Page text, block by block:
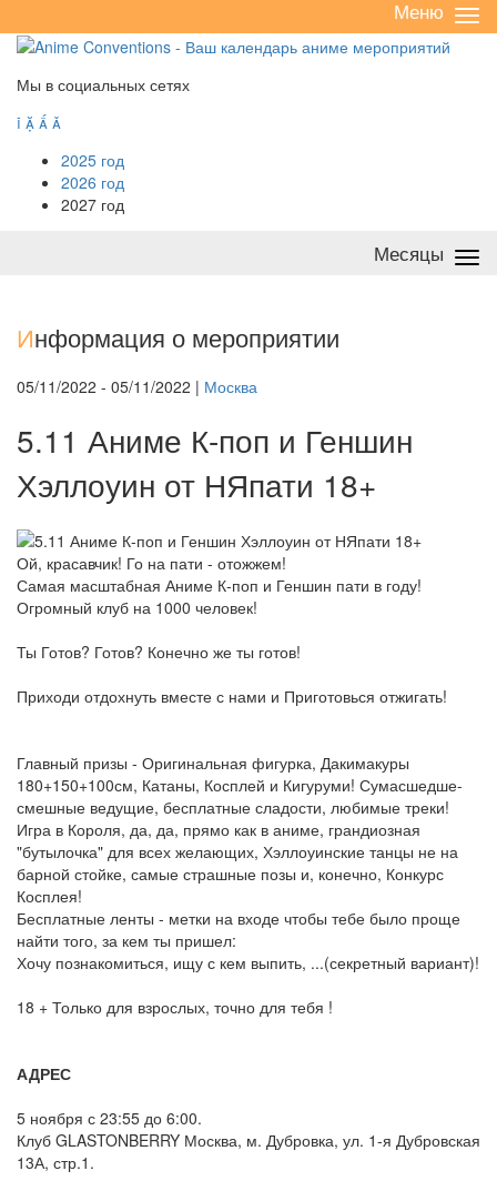
/
Меню
Мы в социальных сетях
   
2025 год
2026 год
2027 год
Месяцы
Информация о мероприятии
05/11/2022 - 05/11/2022 | Москва
5.11 Аниме К-поп и Геншин
Хэллоуин от НЯпати 18+
Ой, красавчик! Го на пати - отожжем!
Самая масштабная Аниме К-поп и Геншин пати в году!
Огромный клуб на 1000 человек!
Ты Готов? Готов? Конечно же ты готов!
Приходи отдохнуть вместе с нами и Приготовься отжигать!
Главный призы - Оригинальная фигурка, Дакимакуры
180+150+100см, Катаны, Косплей и Кигуруми! Сумасшедше-
смешные ведущие, бесплатные сладости, любимые треки!
Игра в Короля, да, да, прямо как в аниме, грандиозная
"бутылочка" для всех желающих, Хэллоуинские танцы не на
барной стойке, самые страшные позы и, конечно, Конкурс
Косплея!
Бесплатные ленты - метки на входе чтобы тебе было проще
найти того, за кем ты пришел:
Хочу познакомиться, ищу с кем выпить, ...(секретный вариант)!
18 + Только для взрослых, точно для тебя !
АДРЕС
5 ноября с 23:55 до 6:00.
Клуб GLASTONBERRY Москва, м. Дубровка, ул. 1-я Дубровская
13А, стр.1.